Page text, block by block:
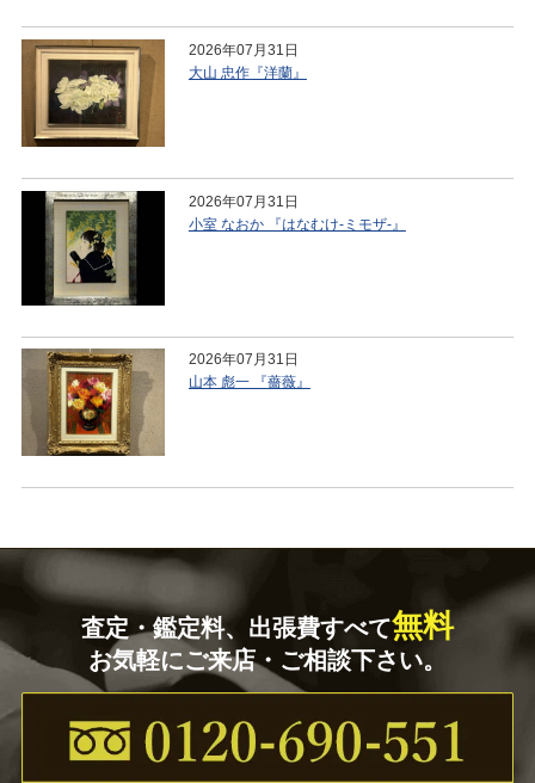
2026年07月31日
大山 忠作『洋蘭』
2026年07月31日
小室 なおか 『はなむけ-ミモザ-』
2026年07月31日
山本 彪一 『薔薇』
査定・鑑定料、出張費すべて無料
お気軽にご来店・ご相談下さい。